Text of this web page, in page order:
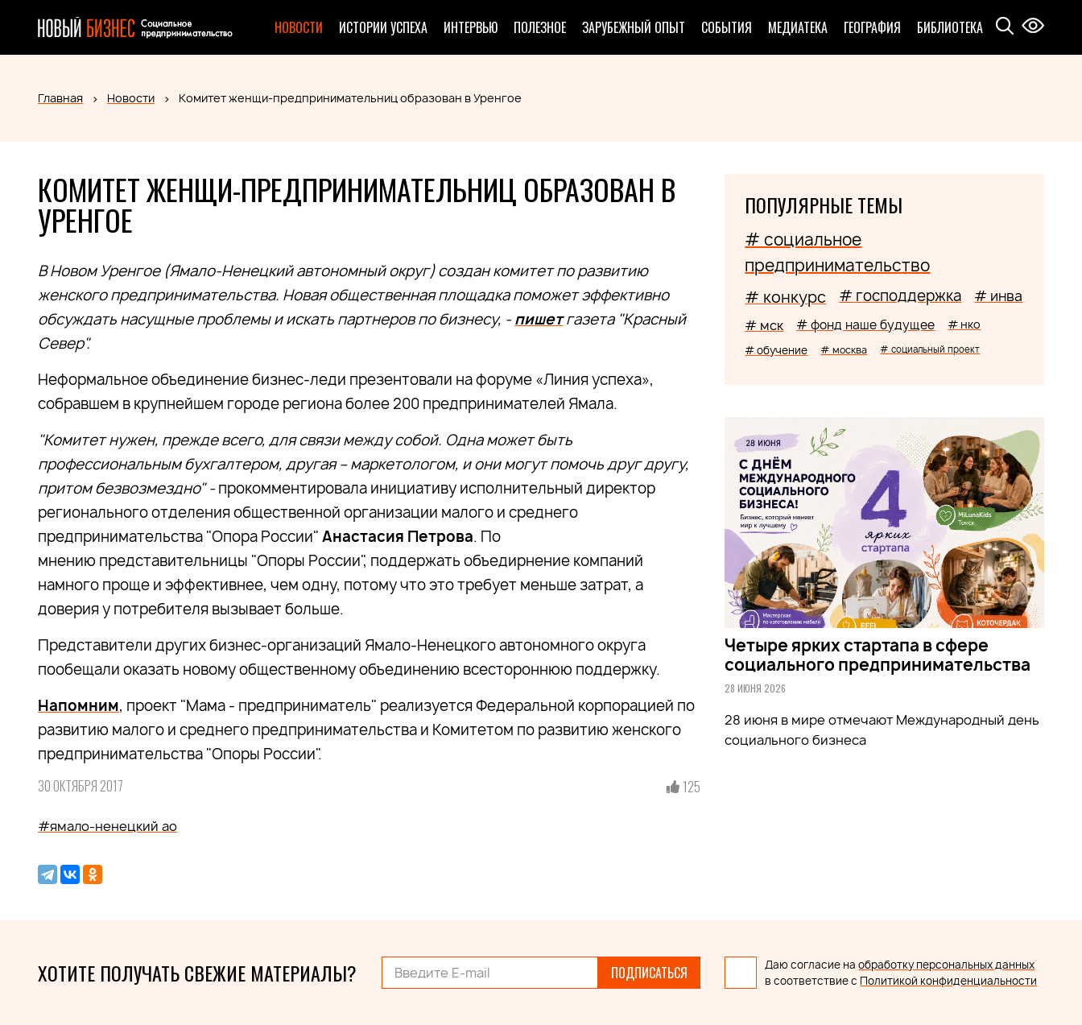
НОВОСТИ ИСТОРИИ УСПЕХА ИНТЕРВЬЮ ПОЛЕЗНОЕ ЗАРУБЕЖНЫЙ ОПЫТ СОБЫТИЯ МЕДИАТЕКА ГЕОГРАФИЯ БИБЛИОТЕКА
Главная Новости Комитет женщи-предпринимательниц образован в Уренгое
КОМИТЕТ ЖЕНЩИ-ПРЕДПРИНИМАТЕЛЬНИЦ ОБРАЗОВАН В
УРЕНГОЕ
В Новом Уренгое (Ямало-Ненецкий автономный округ) создан комитет по развитию
женского предпринимательства. Новая общественная площадка поможет эффективно
обсуждать насущные проблемы и искать партнеров по бизнесу, -пишетгазета "Красный
Север".
Неформальное объединение бизнес-леди презентовали на форуме «Линия успеха»,
собравшем в крупнейшем городе региона более 200 предпринимателей Ямала.
"Комитет нужен, прежде всего, для связи между собой. Одна может быть
профессиональным бухгалтером, другая – маркетологом, и они могут помочь друг другу,
притом безвозмездно" -прокомментировала инициативу исполнительный директор
регионального отделения общественной организации малого и среднего
предпринимательства "Опора России" Анастасия Петрова. По
мнению представительницы "Опоры России", поддержать объедирнение компаний
намного проще и эффективнее, чем одну, потому что это требует меньше затрат, а
доверия у потребителя вызывает больше.
Представители других бизнес-организаций Ямало-Ненецкого автономного округа
пообещали оказать новому общественному объединению всестороннюю поддержку.
Напомним, проект "Мама - предприниматель" реализуется Федеральной корпорацией по
развитию малого и среднего предпринимательства и Комитетом по развитию женского
предпринимательства "Опоры России".
30 ОКТЯБРЯ 2017 125
#ямало-ненецкий ао
ПОПУЛЯРНЫЕ ТЕМЫ
# социальное
предпринимательство
# конкурс # господдержка # инва
# мск # фонд наше будущее # нко
# обучение # москва # социальный проект
Четыре ярких стартапа в сфере
социального предпринимательства
28 ИЮНЯ 2026
28 июня в мире отмечают Международный день
социального бизнеса
ХОТИТЕ ПОЛУЧАТЬ СВЕЖИЕ МАТЕРИАЛЫ? ПОДПИСАТЬСЯ Даю согласие наобработку персональных данных
в соответствие с Политикой конфиденциальности